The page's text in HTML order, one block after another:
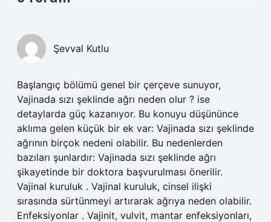
Şevval Kutlu
Başlangıç bölümü genel bir çerçeve sunuyor,
Vajinada sızı şeklinde ağrı neden olur ? ise
detaylarda güç kazanıyor. Bu konuyu düşününce
aklıma gelen küçük bir ek var: Vajinada sızı şeklinde
ağrının birçok nedeni olabilir. Bu nedenlerden
bazıları şunlardır: Vajinada sızı şeklinde ağrı
şikayetinde bir doktora başvurulması önerilir.
Vajinal kuruluk . Vajinal kuruluk, cinsel ilişki
sırasında sürtünmeyi artırarak ağrıya neden olabilir.
Enfeksiyonlar . Vajinit, vulvit, mantar enfeksiyonları,